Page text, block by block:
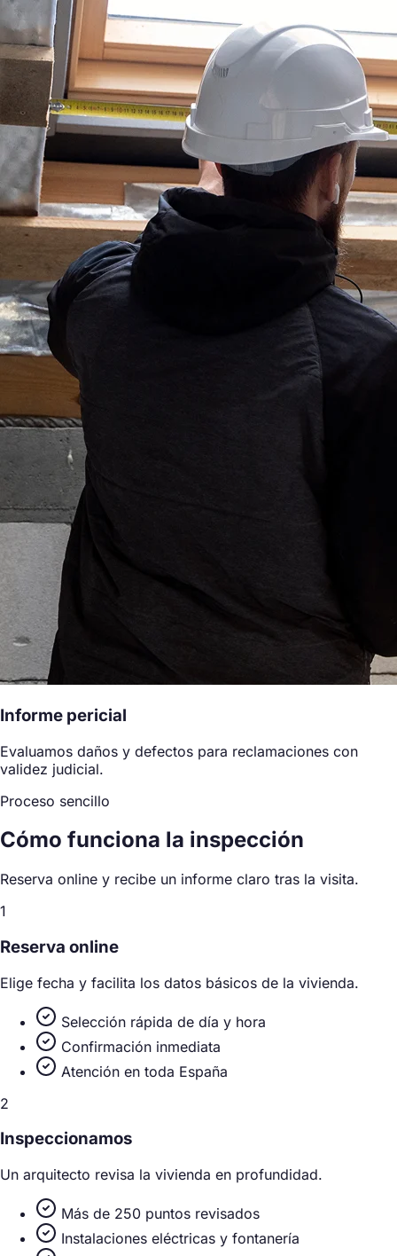
Informe pericial
Evaluamos daños y defectos para reclamaciones con
validez judicial.
Proceso sencillo
Cómo funciona la inspección
Reserva online y recibe un informe claro tras la visita.
1
Reserva online
Elige fecha y facilita los datos básicos de la vivienda.
Selección rápida de día y hora
Confirmación inmediata
Atención en toda España
2
Inspeccionamos
Un arquitecto revisa la vivienda en profundidad.
Más de 250 puntos revisados
Instalaciones eléctricas y fontanería